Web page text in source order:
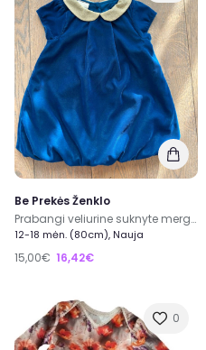
Be Prekės Ženklo
Prabangi veliurine suknyte mergaitei
12-18 mėn. (80cm), Nauja
15,00€ 16,42€
0